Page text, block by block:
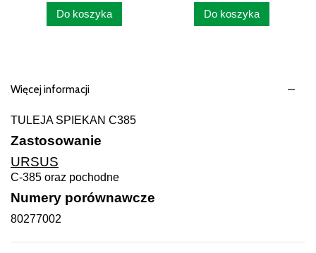
Do koszyka
Do koszyka
Więcej informacji
TULEJA SPIEKAN C385
Zastosowanie
URSUS
C-385 oraz pochodne
Numery porównawcze
80277002